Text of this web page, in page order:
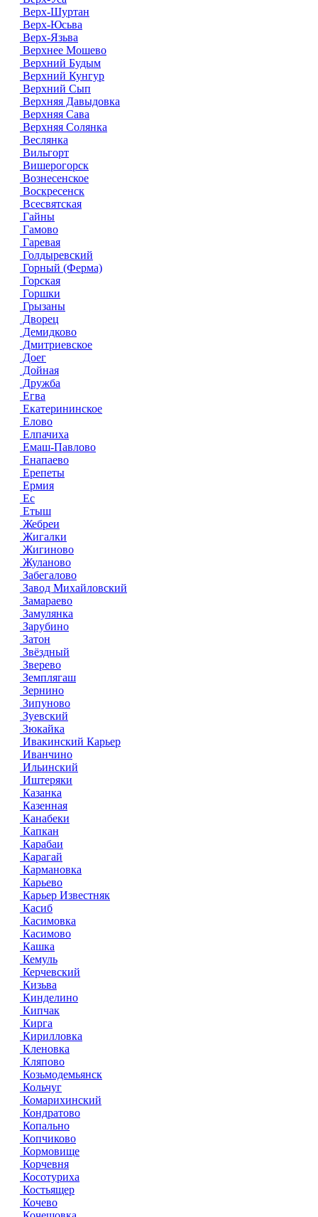
Верх-Шуртан
Верх-Юсьва
Верх-Язьва
Верхнее Мошево
Верхний Будым
Верхний Кунгур
Верхний Сып
Верхняя Давыдовка
Верхняя Сава
Верхняя Солянка
Веслянка
Вильгорт
Вишерогорск
Вознесенское
Воскресенск
Всесвятская
Гайны
Гамово
Гаревая
Голдыревский
Горный (Ферма)
Горская
Горшки
Грызаны
Дворец
Демидково
Дмитриевское
Доег
Дойная
Дружба
Егва
Екатерининское
Елово
Елпачиха
Емаш-Павлово
Енапаево
Ерепеты
Ермия
Ес
Етыш
Жебреи
Жигалки
Жигиново
Жуланово
Забегалово
Завод Михайловский
Замараево
Замулянка
Зарубино
Затон
Звёздный
Зверево
Земплягаш
Зернино
Зипуново
Зуевский
Зюкайка
Ивакинский Карьер
Иванчино
Ильинский
Иштеряки
Казанка
Казенная
Канабеки
Капкан
Карабаи
Карагай
Кармановка
Карьево
Карьер Известняк
Касиб
Касимовка
Касимово
Кашка
Кемуль
Керчевский
Кизьва
Кинделино
Кипчак
Кирга
Кирилловка
Кленовка
Кляпово
Козьмодемьянск
Кольчуг
Комарихинский
Кондратово
Копально
Копчиково
Кормовище
Корчевня
Косотуриха
Костьящер
Кочево